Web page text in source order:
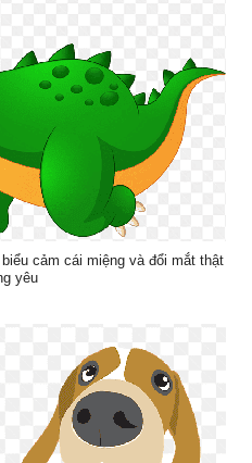
cảm cái miệng và đổi mắt thật
yêu